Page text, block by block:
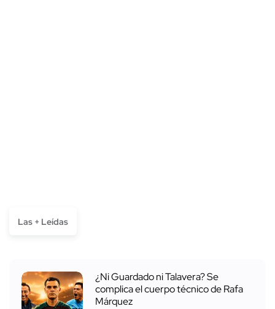
Las + Leídas
¿Ni Guardado ni Talavera? Se
complica el cuerpo técnico de Rafa
Márquez